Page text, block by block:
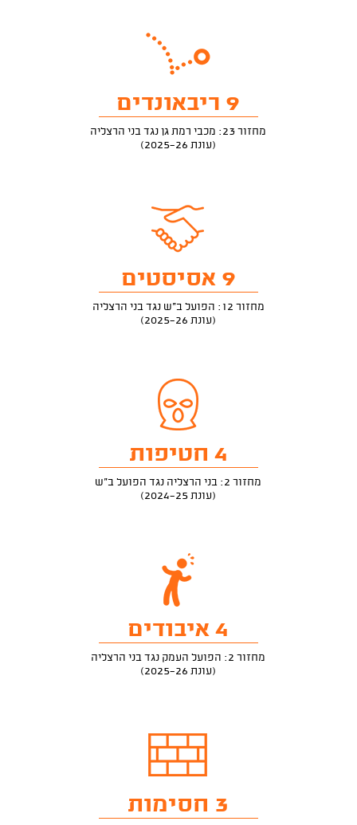
9 ריבאונדים
מחזור 23: מכבי רמת גן נגד בני הרצליה
(עונת 2025-26)
9 אסיסטים
מחזור 12: הפועל ב"ש נגד בני הרצליה
(עונת 2025-26)
4 חטיפות
מחזור 2: בני הרצליה נגד הפועל ב"ש
(עונת 2024-25)
4 איבודים
מחזור 2: הפועל העמק נגד בני הרצליה
(עונת 2025-26)
3 חסימות